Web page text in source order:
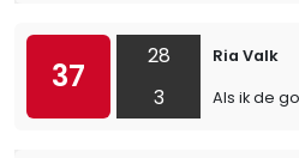
37
28
3
Ria Valk
Als ik de